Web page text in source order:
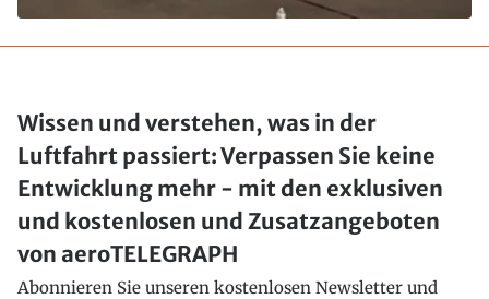
Wissen und verstehen, was in der
Luftfahrt passiert: Verpassen Sie keine
Entwicklung mehr - mit den exklusiven
und kostenlosen und Zusatzangeboten
von aeroTELEGRAPH
Abonnieren Sie unseren kostenlosen Newsletter und